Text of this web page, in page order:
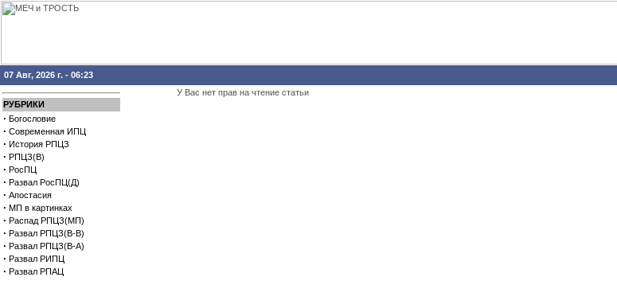
07 Авг, 2026 г. - 06:23
РУБРИКИ
· Богословие
· Современная ИПЦ
· История РПЦЗ
· РПЦЗ(В)
· РосПЦ
· Развал РосПЦ(Д)
· Апостасия
· МП в картинках
· Распад РПЦЗ(МП)
· Развал РПЦЗ(В-В)
· Развал РПЦЗ(В-А)
· Развал РИПЦ
· Развал РПАЦ
У Вас нет прав на чтение статьи